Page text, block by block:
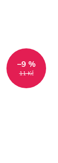
11 Kč
–9 %